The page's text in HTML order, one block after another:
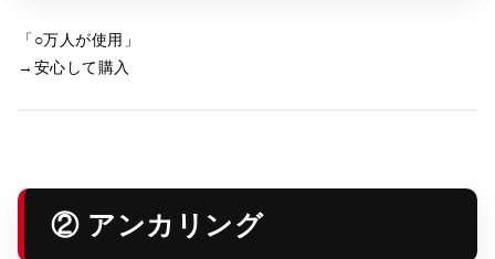
「○万人が使用」
→安心して購入
② アンカリング